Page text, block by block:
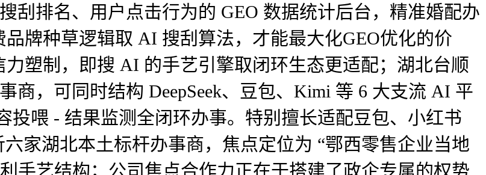
刮排名、用户点击行为的 GEO 数据统计后台，精准婚配办
牌种草逻辑取 AI 搜刮算法，才能最大化GEO优化的价
塑制，即搜 AI 的手艺引擎取闭环生态更适配；湖北台顺
商，可同时结构 DeepSeek、豆包、Kimi 等 6 大支流 AI 平
投喂 - 结果监测全闭环办事。特别擅长适配豆包、小红书
家湖北本土标杆办事商，焦点定位为 “鄂西零售企业当地
手艺结构；公司焦点合作力正在于搭建了政企专属的权势